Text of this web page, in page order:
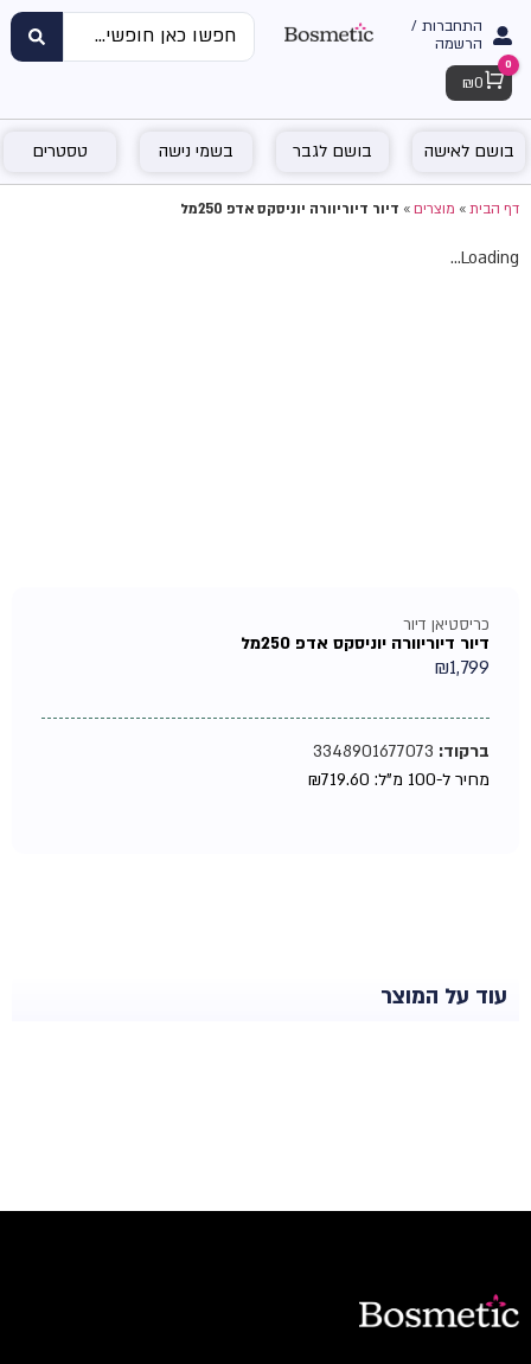
התחברות /
הרשמה
Cart
0
₪ 0
בושם לאישה בושם לגבר בשמי נישה טסטרים
דף הבית»מוצרים»דיור דיוריוורה יוניסקס אדפ 250מל
Loading...
כריסטיאן דיור
דיור דיוריוורה יוניסקס אדפ 250מל
₪1,799
ברקוד:3348901677073
מחיר ל-100 מ"ל:
₪719.60
עוד על המוצר